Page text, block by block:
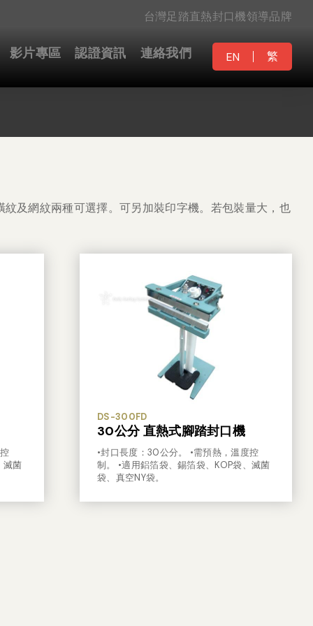
台灣足踏直熱封口機領導品牌
影片專區 認證資訊 連絡我們 EN 繁
及網紋兩種可選擇。可另加裝印字機。若包裝量大，也
滅菌
DS-300FD
30公分 直熱式腳踏封口機
•封口長度：30公分。 •需預熱，溫度控
制。 •適用鋁箔袋、錫箔袋、KOP袋、滅菌
袋、真空NY袋。